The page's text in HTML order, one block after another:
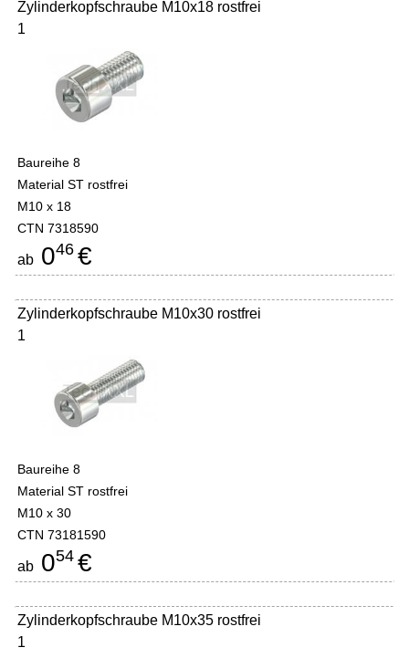
Zylinderkopfschraube M10x18 rostfrei
1
Baureihe 8
Material ST rostfrei
M10 x 18
CTN 7318590
ab 046 €
Zylinderkopfschraube M10x30 rostfrei
1
Baureihe 8
Material ST rostfrei
M10 x 30
CTN 73181590
ab 054 €
Zylinderkopfschraube M10x35 rostfrei
1